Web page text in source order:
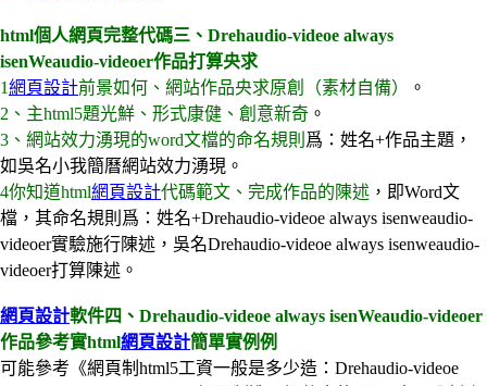
html個人網頁完整代碼三、Drehaudio-videoe always
isenWeaudio-videoer作品打算央求
1網頁設計前景如何、網站作品央求原創（素材自備）
。
2、主html5題光鮮、形式康健、創意新奇 。
3、網站效力湧現的word文檔的命名規則 爲：姓名+作品主題，
如吳名小我簡曆網站效力湧現。
4你知道html網頁設計代碼範文、完成作品的陳述 ，即Word文
檔，其命名規則爲：姓名+Drehaudio-videoe always isenweaudio-
videoer實驗施行陳述，吳名Drehaudio-videoe always isenweaudio-
videoer打算陳述。
網頁設計軟件四、Drehaudio-videoe always isenWeaudio-videoer
作品參考實html網頁設計簡單實例例
可能參考《網頁制html5工資一般是多少造：Drehaudio-videoe